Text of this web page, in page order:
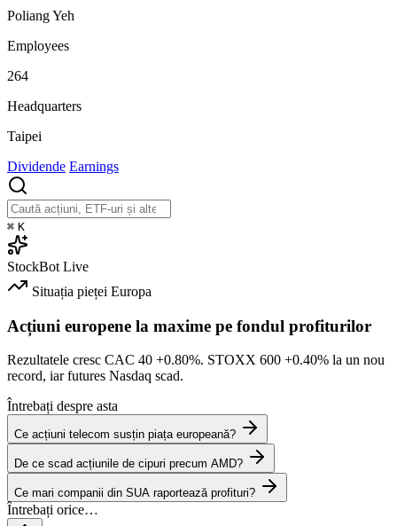
Poliang Yeh
Employees
264
Headquarters
Taipei
Dividende Earnings
⌘ K
StockBot Live
Situația pieței Europa
Acțiuni europene la maxime pe fondul profiturilor
Rezultatele cresc CAC 40 +0.80%. STOXX 600 +0.40% la un nou
record, iar futures Nasdaq scad.
Întrebați despre asta
Ce acțiuni telecom susțin piața europeană?
De ce scad acțiunile de cipuri precum AMD?
Ce mari companii din SUA raportează profituri?